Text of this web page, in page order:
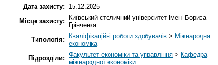
Дата захисту:
15.12.2025
Місце захисту:
Київський столичний університет імені Бориса
Грінченка
Типологія:
Кваліфікаційні роботи здобувачів > Міжнародна
економіка
Підрозділи: Факультет економіки та управління > Кафедра
міжнародної економіки